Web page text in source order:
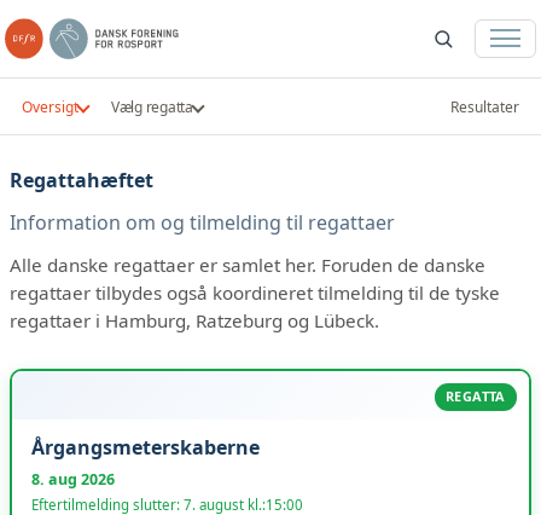
Oversigt Vælg regatta Resultater
Regattahæftet
Information om og tilmelding til regattaer
Alle danske regattaer er samlet her. Foruden de danske
regattaer tilbydes også koordineret tilmelding til de tyske
regattaer i Hamburg, Ratzeburg og Lübeck.
REGATTA
Årgangsmeterskaberne
8. aug 2026
Eftertilmelding slutter: 7. august kl.:15:00